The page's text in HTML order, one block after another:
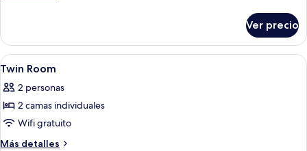
with
Shower
Double
Room
with
Ver precio
Abrir
todas
las
fotos
de
Twin
Un dormitorio moderno con cama,
4
Twin Room
2 personas
2 camas individuales
Wifi gratuito
Más detalles
Más